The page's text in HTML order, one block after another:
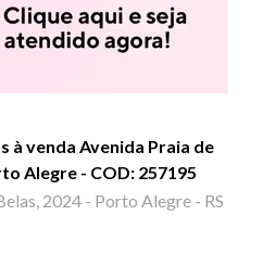
venda Avenida Praia de
Alegre - COD: 257195
2024 - Porto Alegre - RS